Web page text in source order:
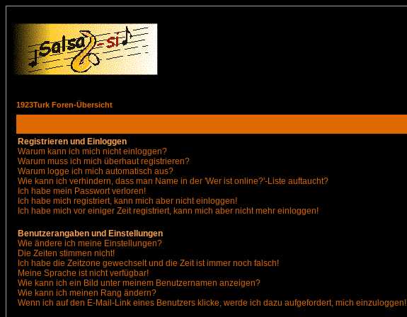
1923Turk Foren-Übersicht
Registrieren und Einloggen
Warum kann ich mich nicht einloggen?
Warum muss ich mich überhaut registrieren?
Warum logge ich mich automatisch aus?
Wie kann ich verhindern, dass man Name in der 'Wer ist online?'-Liste auftaucht?
Ich habe mein Passwort verloren!
Ich habe mich registriert, kann mich aber nicht einloggen!
Ich habe mich vor einiger Zeit registriert, kann mich aber nicht mehr einloggen!
Benutzerangaben und Einstellungen
Wie ändere ich meine Einstellungen?
Die Zeiten stimmen nicht!
Ich habe die Zeitzone gewechselt und die Zeit ist immer noch falsch!
Meine Sprache ist nicht verfügbar!
Wie kann ich ein Bild unter meinem Benutzernamen anzeigen?
Wie kann ich meinen Rang ändern?
Wenn ich auf den E-Mail-Link eines Benutzers klicke, werde ich dazu aufgefordert, mich einzuloggen!